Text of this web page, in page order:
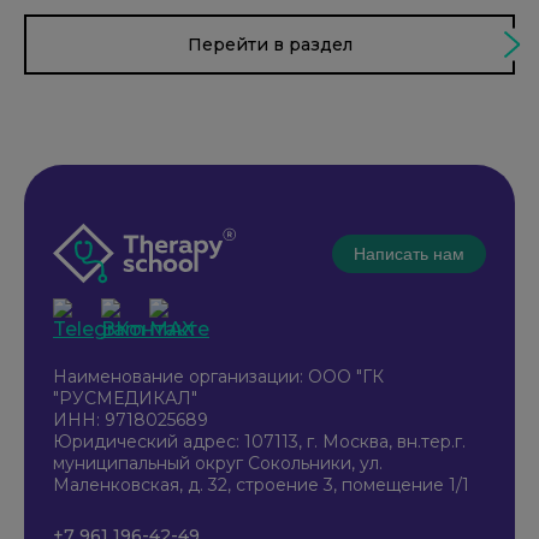
Перейти в раздел
Написать нам
Наименование организации: ООО "ГК
"РУСМЕДИКАЛ"
ИНН: 9718025689
Юридический адрес: 107113, г. Москва, вн.тер.г.
муниципальный округ Сокольники, ул.
Маленковская, д. 32, строение 3, помещение 1/1